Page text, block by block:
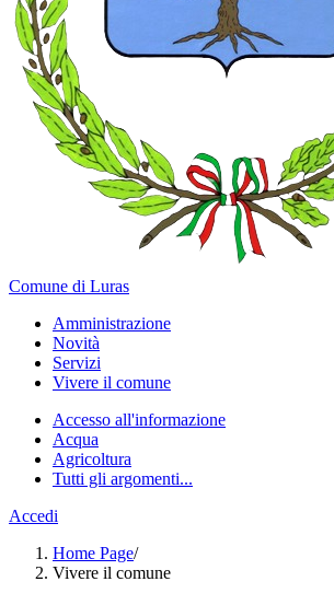
Comune di Luras
Amministrazione
Novità
Servizi
Vivere il comune
Accesso all'informazione
Acqua
Agricoltura
Tutti gli argomenti...
Accedi
Home Page/
Vivere il comune